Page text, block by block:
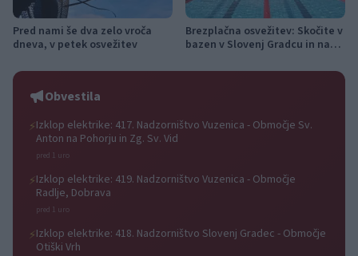
Pred nami še dva zelo vroča
dneva, v petek osvežitev
Brezplačna osvežitev: Skočite v
bazen v Slovenj Gradcu in na
Obvestila
⚡Izklop elektrike: 417. Nadzorništvo Vuzenica - Območje Sv.
Anton na Pohorju in Zg. Sv. Vid
pred 1 uro
⚡Izklop elektrike: 419. Nadzorništvo Vuzenica - Območje
Radlje, Dobrava
pred 1 uro
⚡Izklop elektrike: 418. Nadzorništvo Slovenj Gradec - Območje
Otiški Vrh